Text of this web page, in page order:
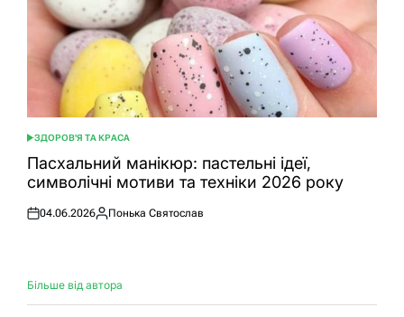
ОПУБЛІКУВАТИ
У
ЗДОРОВ'Я ТА КРАСА
Пасхальний манікюр: пастельні ідеї,
символічні мотиви та техніки 2026 року
Оприлюднено
04.06.2026
Опубліковано
Понька Святослав
Більше від автора